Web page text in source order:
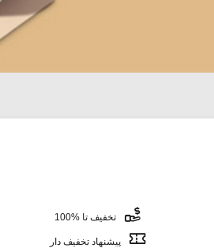
تخفیف تا %100
پیشنهاد تخفیف دار